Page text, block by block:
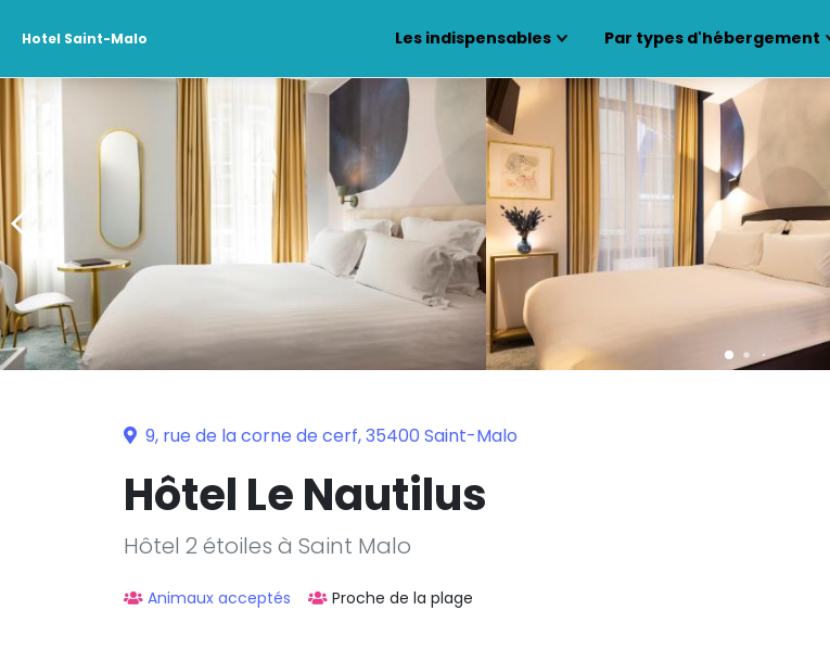
Hotel Saint-Malo Les indispensables Par types d'hébergement
9, rue de la corne de cerf, 35400 Saint-Malo
Hôtel Le Nautilus
Hôtel 2 étoiles à Saint Malo
Animaux acceptés Proche de la plage